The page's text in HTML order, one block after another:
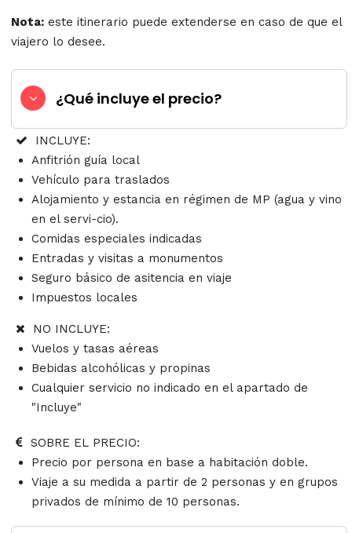
Nota: este itinerario puede extenderse en caso de que el
viajero lo desee.
¿Qué incluye el precio?
INCLUYE:
Anfitrión guía local
Vehículo para traslados
Alojamiento y estancia en régimen de MP (agua y vino
en el servi-cio).
Comidas especiales indicadas
Entradas y visitas a monumentos
Seguro básico de asitencia en viaje
Impuestos locales
NO INCLUYE:
Vuelos y tasas aéreas
Bebidas alcohólicas y propinas
Cualquier servicio no indicado en el apartado de
"Incluye"
SOBRE EL PRECIO:
Precio por persona en base a habitación doble.
Viaje a su medida a partir de 2 personas y en grupos
privados de mínimo de 10 personas.